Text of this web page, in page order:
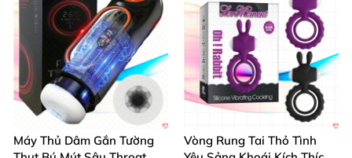
Máy Thủ Dâm Gắn Tường
Vòng Rung Tai Thỏ Tình